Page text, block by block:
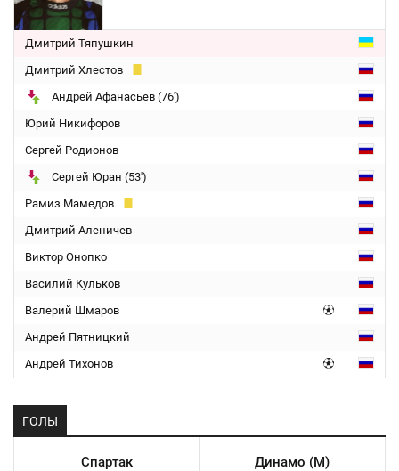
Дмитрий Тяпушкин
Дмитрий Хлестов
Андрей Афанасьев (76')
Юрий Никифоров
Сергей Родионов
Сергей Юран (53')
Рамиз Мамедов
Дмитрий Аленичев
Виктор Онопко
Василий Кульков
Валерий Шмаров
Андрей Пятницкий
Андрей Тихонов
ГОЛЫ
Спартак Динамо (М)